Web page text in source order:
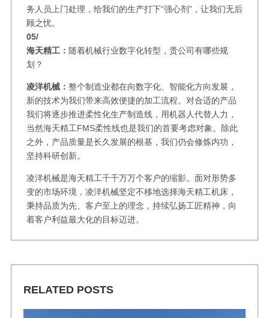
务人员上门处理，给我们的生产打下“强心剂”，让我们无后
顾之忧。
05/
海天精工： 随着机械行业数字化转型，贵公司有哪些规
划？
凌洋机械： 整个制造业都在向数字化、智能化方向发展，
新的技术为我们带来高效便捷的加工流程。对合适的产品
我们将逐步推进柔性化生产制造线，用机器人代替人力，
当然海天精工FMS柔性线也是我们的首要考虑对象。除此
之外，产品质量是长久发展的根基，我们仍会修炼内功，
坚持科研创新。
凌洋机械是海天精工千千万万个客户的缩影。面对形势多
变的市场环境，凌洋机械坚定不移地选择海天精工机床，
秉持品质为先、客户至上的理念，持续弘扬工匠精神，向
着客户利益最大化的目标迈进。
RELATED POSTS